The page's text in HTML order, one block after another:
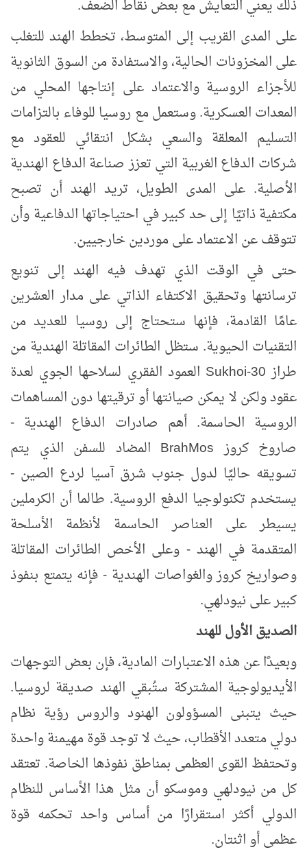
ذلك يعني التعايش مع بعض نقاط الضعف.
على المدى القريب إلى المتوسط، تخطط الهند للتغلب
على المخزونات الحالية، والاستفادة من السوق الثانوية
للأجزاء الروسية والاعتماد على إنتاجها المحلي من
المعدات العسكرية. وستعمل مع روسيا للوفاء بالتزامات
التسليم المعلقة والسعي بشكل انتقائي للعقود مع
شركات الدفاع الغربية التي تعزز صناعة الدفاع الهندية
الأصلية. على المدى الطويل، تريد الهند أن تصبح
مكتفية ذاتيًا إلى حد كبير في احتياجاتها الدفاعية وأن
تتوقف عن الاعتماد على موردين خارجيين.
حتى في الوقت الذي تهدف فيه الهند إلى تنويع
ترسانتها وتحقيق الاكتفاء الذاتي على مدار العشرين
عامًا القادمة، فإنها ستحتاج إلى روسيا للعديد من
التقنيات الحيوية. ستظل الطائرات المقاتلة الهندية من
طراز Sukhoi-30 العمود الفقري لسلاحها الجوي لعدة
عقود ولكن لا يمكن صيانتها أو ترقيتها دون المساهمات
الروسية الحاسمة. أهم صادرات الدفاع الهندية -
صاروخ كروز BrahMos المضاد للسفن الذي يتم
تسويقه حاليًا لدول جنوب شرق آسيا لردع الصين -
يستخدم تكنولوجيا الدفع الروسية. طالما أن الكرملين
يسيطر على العناصر الحاسمة لأنظمة الأسلحة
المتقدمة في الهند - وعلى الأخص الطائرات المقاتلة
وصواريخ كروز والغواصات الهندية - فإنه يتمتع بنفوذ
كبير على نيودلهي.
الصديق الأول للهند
وبعيدًا عن هذه الاعتبارات المادية، فإن بعض التوجهات
الأيديولوجية المشتركة ستُبقي الهند صديقة لروسيا.
حيث يتبنى المسؤولون الهنود والروس رؤية نظام
دولي متعدد الأقطاب، حيث لا توجد قوة مهيمنة واحدة
وتحتفظ القوى العظمى بمناطق نفوذها الخاصة. تعتقد
كل من نيودلهي وموسكو أن مثل هذا الأساس للنظام
الدولي أكثر استقرارًا من أساس واحد تحكمه قوة
عظمى أو اثنتان.